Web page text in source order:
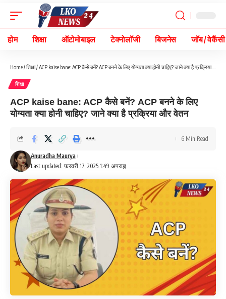
होम शिक्षा ऑटोमोबाइल टेक्नोलॉजी बिजनेस जॉब / वेकैंसी
Home/शिक्षा/ACP kaise bane: ACP कैसे बनें? ACP बनने के लिए योग्यता क्या होनी चाहिए? जाने क्या है प्रक्रिया और वेतन
शिक्षा
ACP kaise bane: ACP कैसे बनें? ACP बनने के लिए
योग्यता क्या होनी चाहिए? जाने क्या है प्रक्रिया और वेतन
Last updated: फ़रवरी 17, 2025 1:49 अपराह्न
Anuradha Maurya
6 Min Read